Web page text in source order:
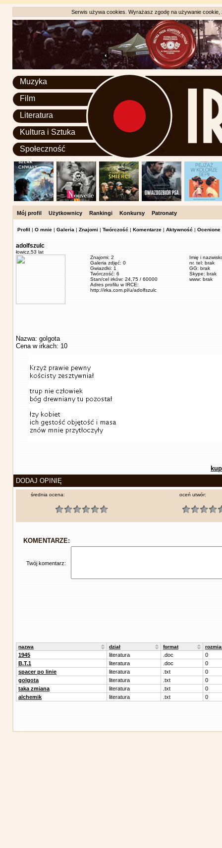
Serwis używa cookies. Wyrażasz zgodę na używanie
Muzyka
Film
Literatura
Kultura i Sztuka
Społeczność
Mój profil Użytkownicy Rankingi Konkursy Patronaty
Profil | O mnie | Galeria | Znajomi | Twórczość | Komentarze | Aktywność | Ocenione
adolfszulc
łowicz, 53 lat
Znajomi: 2
Galeria zdjęć: 0
Gwiazdki: 1
Twórczość: 6
Stan/cel irków: 24,75 / 60000
Adres profilu w IRCE:
http://irka.com.pl/u/adolfszulc
Imię i
nr. tel: brak
GG: brak
Skype: brak
www: brak
Nazwa: golgota
Cena w irkach: 10
DODAJ OPINIĘ
średnia ocena: oceń utwór:
KOMENTARZE:
Twój komentarz:
nazwa dział format
1945 literatura .doc
0
B.T.1
literatura .doc
0
spacer po linie
literatura .txt
0
golgota
literatura .txt
0
taka zmiana
literatura .txt
0
alchemik
literatura .txt 0